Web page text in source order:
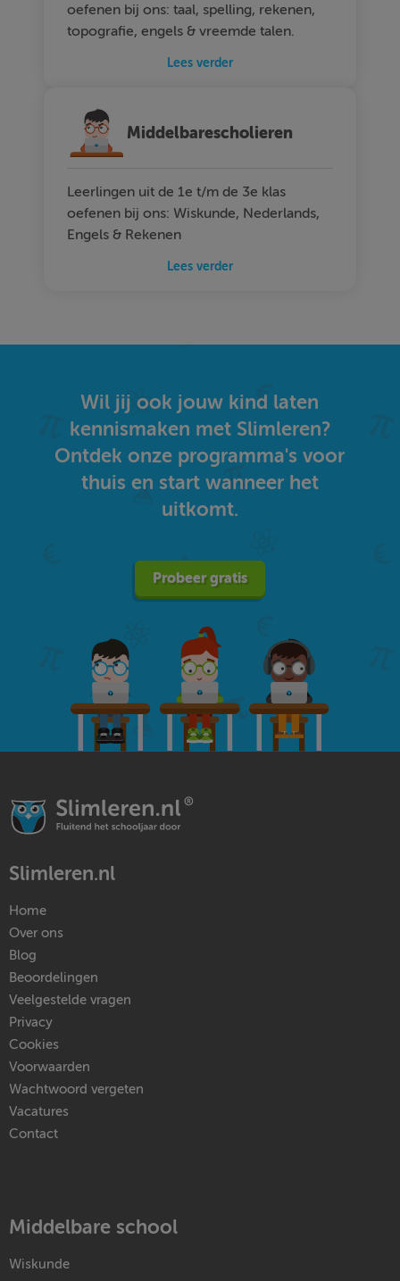
oefenen bij ons: taal, spelling, rekenen,
topografie, engels & vreemde talen.
Lees verder
Middelbarescholieren
Leerlingen uit de 1e t/m de 3e klas
oefenen bij ons: Wiskunde, Nederlands,
Engels & Rekenen
Lees verder
Wil jij ook jouw kind laten
kennismaken met Slimleren?
Ontdek onze programma's voor
thuis en start wanneer het
uitkomt.
Probeer gratis
Slimleren.nl
Home
Over ons
Blog
Beoordelingen
Veelgestelde vragen
Privacy
Cookies
Voorwaarden
Wachtwoord vergeten
Vacatures
Contact
Middelbare school
Wiskunde